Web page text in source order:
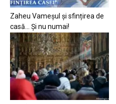
Zaheu Vameșul și sfințirea de
casă… Și nu numai!